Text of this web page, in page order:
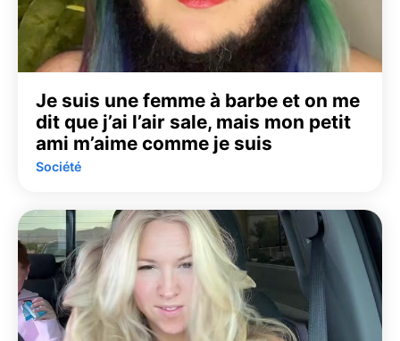
Je suis une femme à barbe et on me
dit que j’ai l’air sale, mais mon petit
ami m’aime comme je suis
Société